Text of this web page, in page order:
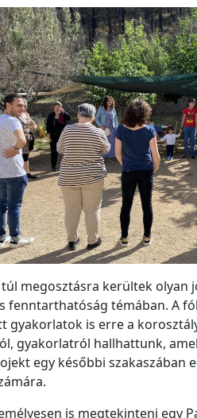
megosztásra kerültek
témában. A
gyakorlatok is erre a
hallhattunk,
egy későbbi szakaszában
is megtekinteni